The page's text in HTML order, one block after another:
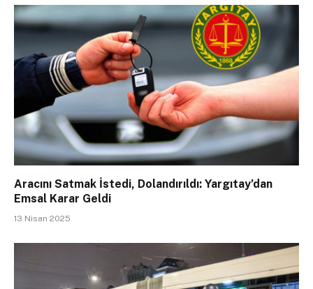
Aracını Satmak İstedi, Dolandırıldı: Yargıtay’dan
Emsal Karar Geldi
13 Nisan 2025